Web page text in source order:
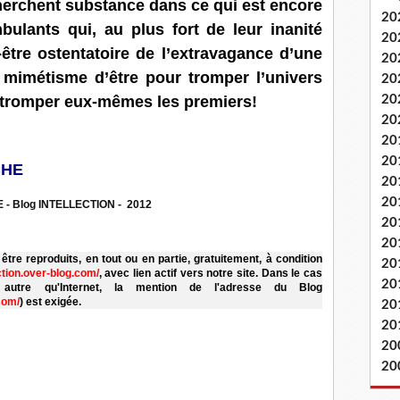
substance dans ce qui est encore
qui, au plus fort de leur inanité
ostentatoire de l’extravagance d’une
d’être pour tromper l’univers
eux-mêmes les premiers!
Blog INTELLECTION - 2012
reproduits, en tout ou en partie, gratuitement, à condition
blog.com/, avec lien actif vers notre site. Dans le cas
qu'Internet, la mention de l'adresse du Blog
) est exigée.